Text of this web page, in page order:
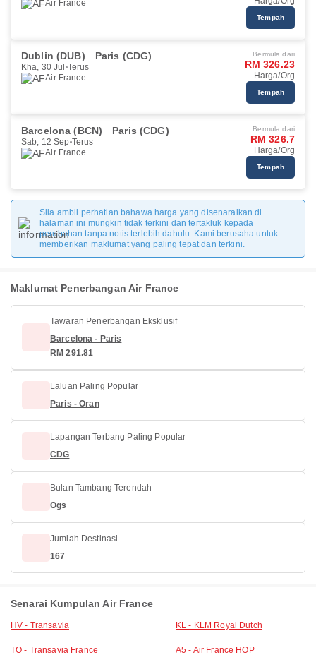
Air France
Tempah
Dublin (DUB) Paris (CDG)
Kha, 30 Jul Terus
Air France
Bermula dari
RM 326.23
Harga/Org
Tempah
Barcelona (BCN) Paris (CDG)
Sab, 12 Sep Terus
Air France
Bermula dari
RM 326.7
Harga/Org
Tempah
Sila ambil perhatian bahawa harga yang disenaraikan di
halaman ini mungkin tidak terkini dan tertakluk kepada
perubahan tanpa notis terlebih dahulu. Kami berusaha untuk
memberikan maklumat yang paling tepat dan terkini.
Maklumat Penerbangan Air France
Tawaran Penerbangan Eksklusif
Barcelona - Paris
RM 291.81
Laluan Paling Popular
Paris - Oran
Lapangan Terbang Paling Popular
CDG
Bulan Tambang Terendah
Ogs
Jumlah Destinasi
167
Senarai Kumpulan Air France
HV - Transavia KL - KLM Royal Dutch
TO - Transavia France A5 - Air France HOP